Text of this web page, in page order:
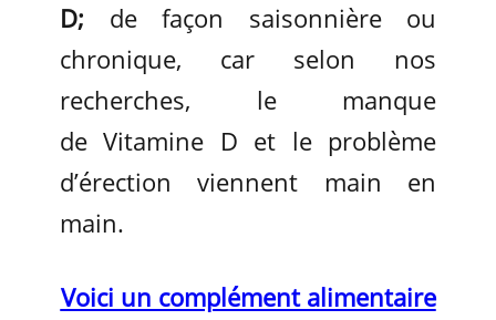
D; de façon saisonnière ou
chronique, car selon nos
recherches, le manque
de Vitamine D et le problème
d’érection viennent main en
main.
Voici un complément alimentaire